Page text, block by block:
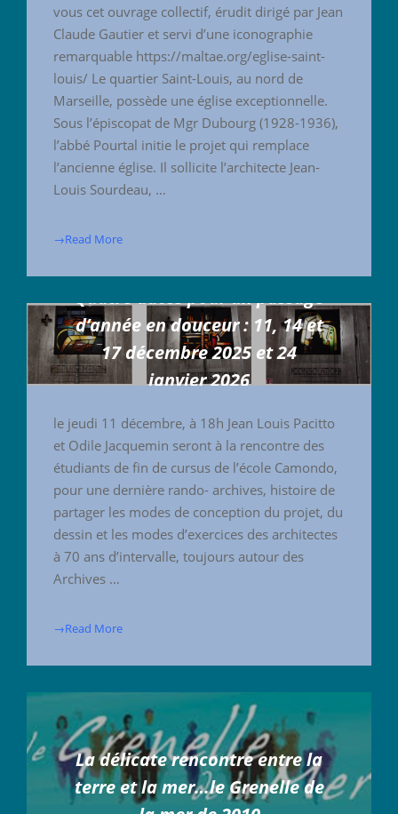
vous cet ouvrage collectif, érudit dirigé par Jean
Claude Gautier et servi d’une iconographie
remarquable https://maltae.org/eglise-saint-
louis/ Le quartier Saint-Louis, au nord de
Marseille, possède une église exceptionnelle.
Sous l’épiscopat de Mgr Dubourg (1928-1936),
l’abbé Pourtal initie le projet qui remplace
l’ancienne église. Il sollicite l’architecte Jean-
Louis Sourdeau, …
→Read More
Quatre dates pour un passage
d’année en douceur : 11, 14 et
17 décembre 2025 et 24
janvier 2026
le jeudi 11 décembre, à 18h Jean Louis Pacitto
et Odile Jacquemin seront à la rencontre des
étudiants de fin de cursus de l’école Camondo,
pour une dernière rando- archives, histoire de
partager les modes de conception du projet, du
dessin et les modes d’exercices des architectes
à 70 ans d’intervalle, toujours autour des
Archives …
→Read More
La délicate rencontre entre la
terre et la mer…le Grenelle de